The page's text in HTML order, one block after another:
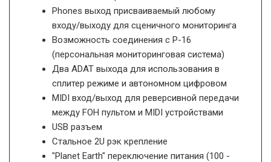
Phones выход присваиваемый любому
входу/выходу для сценичного мониторинга
Возможность соединения с P-16
(персональная мониторинговая система)
Два ADAT выхода для использования в
сплитер режиме и автономном цифровом
MIDI вход/выход для реверсивной передачи
между FOH пультом и MIDI устройствами
USB разъем
Стальное 2U рэк крепление
"Planet Earth" переключение питания (100 -